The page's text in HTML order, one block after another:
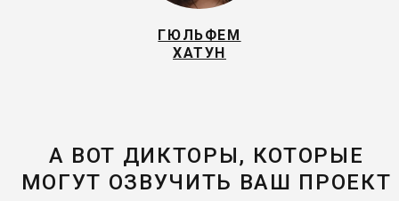
ГЮЛЬФЕМ
ХАТУН
А ВОТ ДИКТОРЫ, КОТОРЫЕ
МОГУТ ОЗВУЧИТЬ ВАШ ПРОЕКТ